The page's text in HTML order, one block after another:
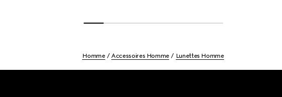
Homme Accessoires Homme Lunettes Homme